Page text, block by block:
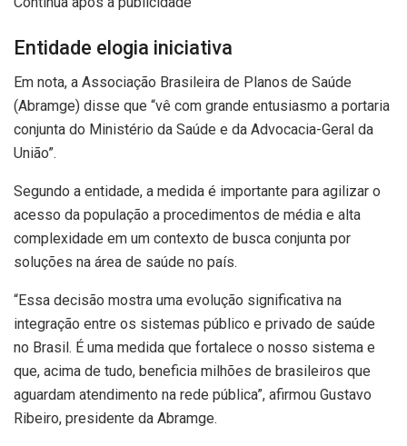
Entidade elogia iniciativa
Em nota, a Associação Brasileira de Planos de Saúde
(Abramge) disse que “vê com grande entusiasmo a portaria
conjunta do Ministério da Saúde e da Advocacia-Geral da
União”.
Segundo a entidade, a medida é importante para agilizar o
acesso da população a procedimentos de média e alta
complexidade em um contexto de busca conjunta por
soluções na área de saúde no país.
“Essa decisão mostra uma evolução significativa na
integração entre os sistemas público e privado de saúde
no Brasil. É uma medida que fortalece o nosso sistema e
que, acima de tudo, beneficia milhões de brasileiros que
aguardam atendimento na rede pública”, afirmou Gustavo
Ribeiro, presidente da Abramge.